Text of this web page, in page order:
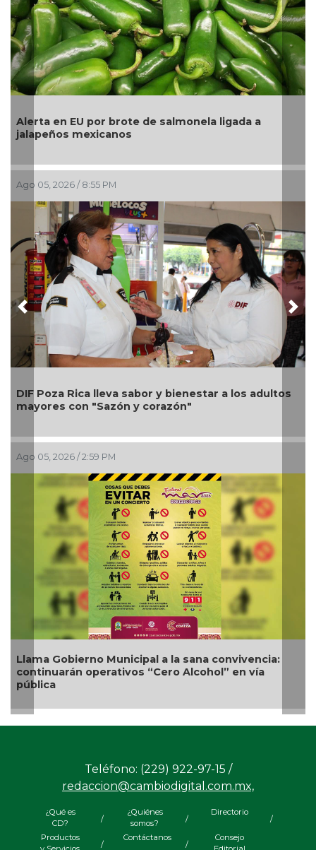
La UNAM analiza sanción de hasta 20 millones de
pesos a Territorium Life
Ago 05, 2026 / 2:23 PM
Una silla de ruedas, un nuevo apoyo para Flor
Alondra: Pedro Miguel y Sonia Marie responden a
petición de familia
Ago 05, 2026 / 12:13 PM
Nueva oferta educativa impulsará la
competitividad turística de Veracruz
Previous
Teléfono: (229) 922-97-15 /
redaccion@cambiodigital.com.mx,
¿Qué es
CD?
/
¿Quiénes
somos?
/
Directorio
/
Productos
/
Contáctanos
/
Consejo